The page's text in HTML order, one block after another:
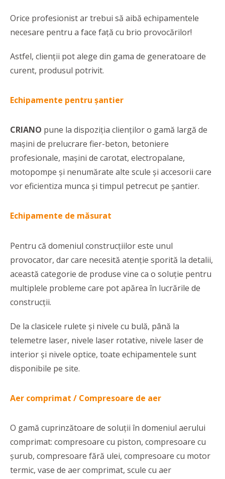
Orice profesionist ar trebui să aibă echipamentele
necesare pentru a face față cu brio provocărilor!
Astfel, clienții pot alege din gama de generatoare de
curent, produsul potrivit.
Echipamente pentru șantier
CRIANO pune la dispoziția clienților o gamă largă de
mașini de prelucrare fier-beton, betoniere
profesionale, mașini de carotat, electropalane,
motopompe și nenumărate alte scule și accesorii care
vor eficientiza munca și timpul petrecut pe șantier.
Echipamente de măsurat
Pentru că domeniul construcțiilor este unul
provocator, dar care necesită atenție sporită la detalii,
această categorie de produse vine ca o soluție pentru
multiplele probleme care pot apărea în lucrările de
construcții.
De la clasicele rulete și nivele cu bulă, până la
telemetre laser, nivele laser rotative, nivele laser de
interior și nivele optice, toate echipamentele sunt
disponibile pe site.
Aer comprimat / Compresoare de aer
O gamă cuprinzătoare de soluții în domeniul aerului
comprimat: compresoare cu piston, compresoare cu
șurub, compresoare fără ulei, compresoare cu motor
termic, vase de aer comprimat, scule cu aer